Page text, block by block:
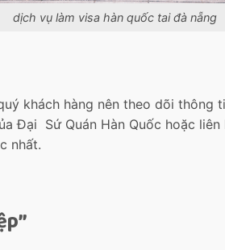
dịch vụ làm visa hàn quốc tai đà nẵng
khách hàng nên theo dõi thông
Đại Sứ Quán Hàn Quốc hoặc
nhất.